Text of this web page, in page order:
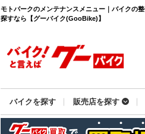
モトパークのメンテナンスメニュー｜バイクの
探すなら【グーバイク(GooBike)】
バイクを探す 販売店を探す